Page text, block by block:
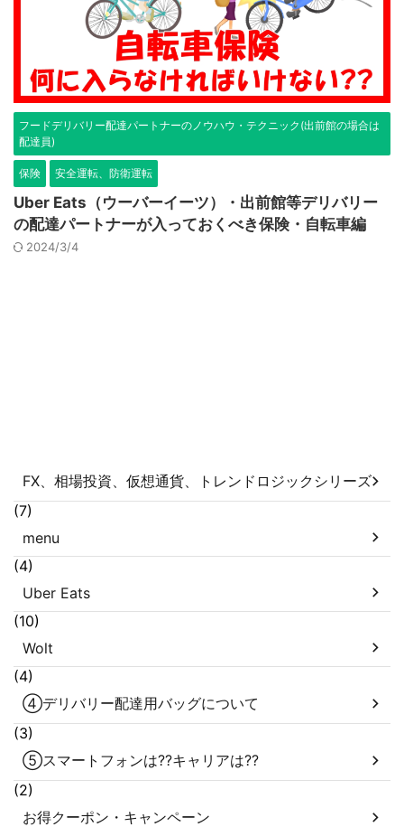
フードデリバリー配達パートナーのノウハウ・テクニック(出前館の場合は
配達員)
保険 安全運転、防衛運転
Uber Eats（ウーバーイーツ）・出前館等デリバリー
の配達パートナーが入っておくべき保険・自転車編
2024/3/4
FX、相場投資、仮想通貨、トレンドロジックシリーズ
(7)
menu
(4)
Uber Eats
(10)
Wolt
(4)
④デリバリー配達用バッグについて
(3)
⑤スマートフォンは??キャリアは??
(2)
お得クーポン・キャンペーン